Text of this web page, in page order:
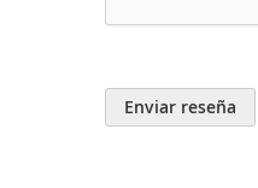
Enviar reseña